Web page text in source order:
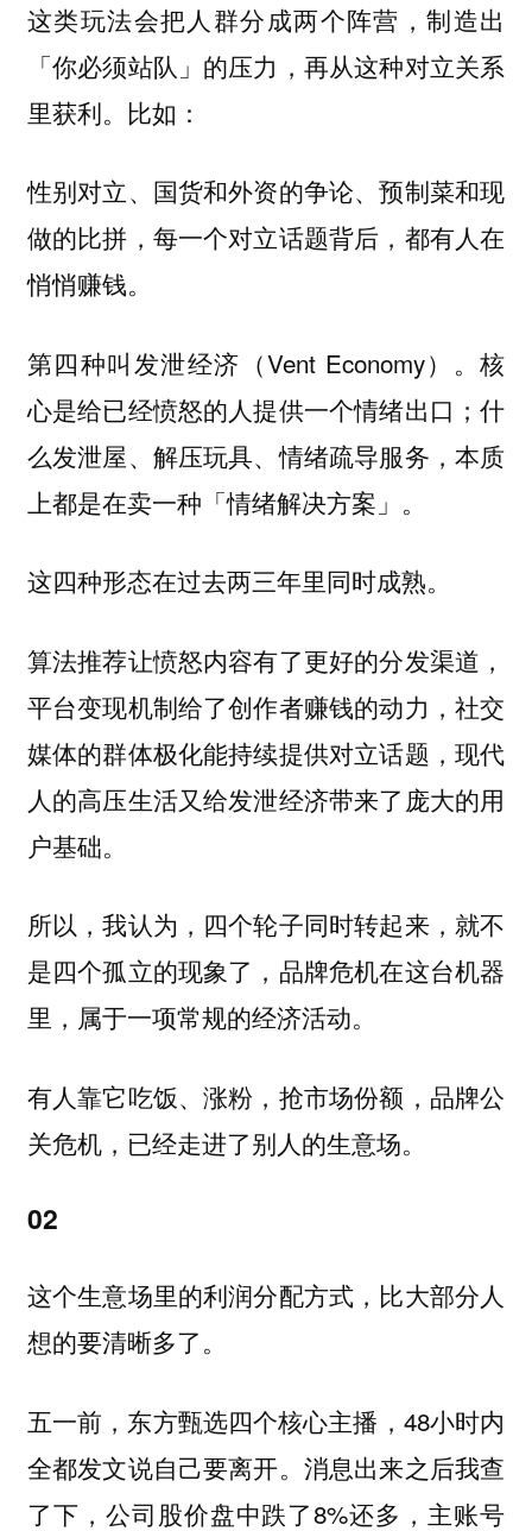
这类玩法会把人群分成两个阵营，制造出
「你必须站队」的压力，再从这种对立关系
里获利。比如：
性别对立、国货和外资的争论、预制菜和现
做的比拼，每一个对立话题背后，都有人在
悄悄赚钱。
第四种叫发泄经济 （Vent Economy）。核
心是给已经愤怒的人提供一个情绪出口；什
么发泄屋、解压玩具、情绪疏导服务，本质
上都是在卖一种「情绪解决方案」。
这四种形态在过去两三年里同时成熟。
算法推荐让愤怒内容有了更好的分发渠道，
平台变现机制给了创作者赚钱的动力，社交
媒体的群体极化能持续提供对立话题，现代
人的高压生活又给发泄经济带来了庞大的用
户基础。
所以，我认为，四个轮子同时转起来，就不
是四个孤立的现象了，品牌危机在这台机器
里，属于一项常规的经济活动。
有人靠它吃饭、涨粉，抢市场份额，品牌公
关危机，已经走进了别人的生意场。
02
这个生意场里的利润分配方式，比大部分人
想的要清晰多了。
五一前，东方甄选四个核心主播，48小时内
全都发文说自己要离开。消息出来之后我查
了下，公司股价盘中跌了8%还多，主账号